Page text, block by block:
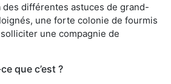
différentes astuces de grand-
une forte colonie de fourmis
une compagnie de
que c’est ?